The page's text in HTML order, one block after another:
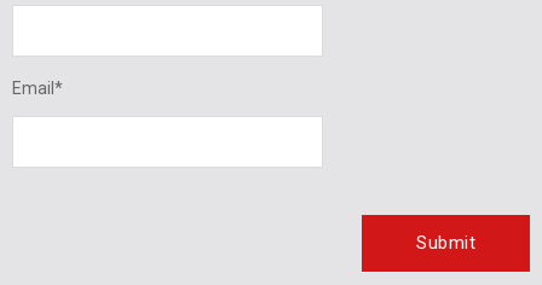
Email *